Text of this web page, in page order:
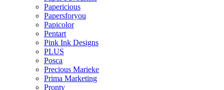
Papericious
Papersforyou
Papicolor
Pentart
Pink Ink Designs
PLUS
Posca
Precious Marieke
Prima Marketing
Pronty